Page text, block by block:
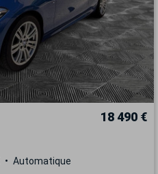
18 490 €
Automatique